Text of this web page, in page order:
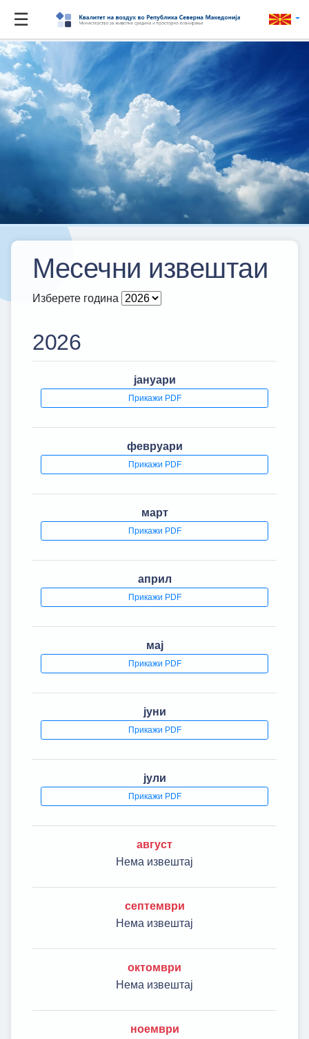
☰
Месечни извештаи
Изберете година
2026
јануари
Прикажи PDF
февруари
Прикажи PDF
март
Прикажи PDF
април
Прикажи PDF
мај
Прикажи PDF
јуни
Прикажи PDF
јули
Прикажи PDF
август
Нема извештај
септември
Нема извештај
октомври
Нема извештај
ноември